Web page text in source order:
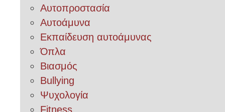
Αυτοπροστασία
Αυτοάμυνα
Εκπαίδευση αυτοάμυνας
Όπλα
Βιασμός
Bullying
Ψυχολογία
Fitness